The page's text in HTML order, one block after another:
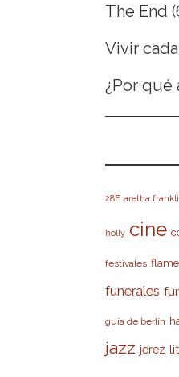
The End
Vivir
¿Por qué
28F aretha
holly cine
festivales
funerales
guía de berlín
jazz jerez